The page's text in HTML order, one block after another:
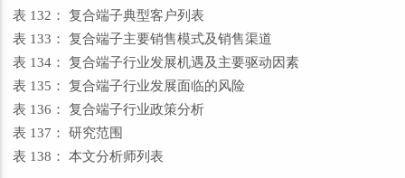
表 132： 复合端子典型客户列表
表 133： 复合端子主要销售模式及销售渠道
表 134： 复合端子行业发展机遇及主要驱动因素
表 135： 复合端子行业发展面临的风险
表 136： 复合端子行业政策分析
表 137： 研究范围
表 138： 本文分析师列表